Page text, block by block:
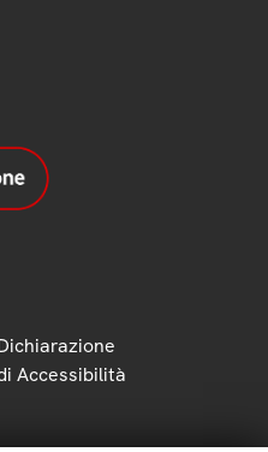
Accessibilità